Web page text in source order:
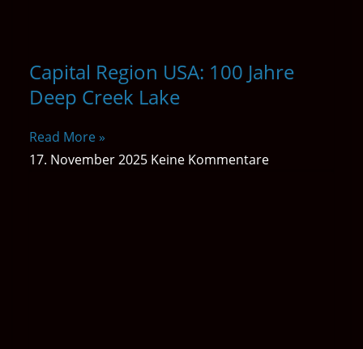
Capital Region USA: 100 Jahre
Deep Creek Lake
Read More »
17. November 2025 Keine Kommentare